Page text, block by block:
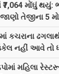
મોંઘું થયું:
તેજીના 5
કચરાના
નહીં આવે તો
મહિલા